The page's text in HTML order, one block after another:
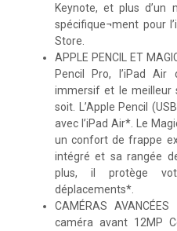
Keynote, et plus d’un
spécifique¬ment pour
Store.
APPLE PENCIL ET
Pencil Pro, l’iPad
immersif et le meilleur
soit. L’Apple Pencil
avec l’iPad Air*. Le
un confort de frappe
intégré et sa rangée
plus, il protège
déplacements*.
CAMÉRAS
caméra avant 12MP